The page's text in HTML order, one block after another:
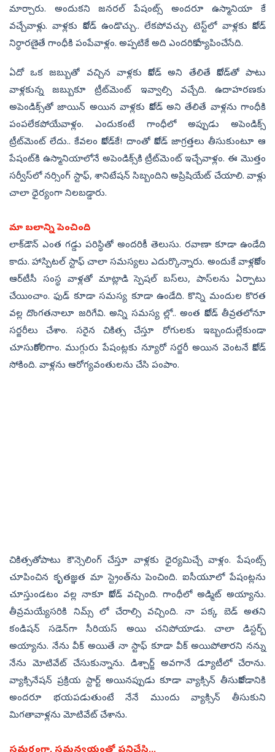
మార్చారు. అందుకని జనరల్‌ పేషంట్స్‌ అందరూ ఉస్మానియా కే
వచ్చేవాళ్లు. వాళ్లకు కోవిడ్‌ ఉండొచ్చు.. లేకపోవచ్చు. టెస్ట్‌లో వాళ్లకు కోవిడ్‌
నిర్ధారణైతే గాంధీకి పంపేవాళ్లం. అప్పటికే అది ఎందరికో వ్యాపించేసేది.
ఏదో ఒక జబ్బుతో వచ్చిన వాళ్లకు కోవిడ్‌ అని తేలితే కోవిడ్‌తో పాటు
వాళ్లకున్న జబ్బుకూ ట్రీట్‌మెంట్‌ ఇవ్వాల్సి వచ్చేది. ఉదాహరణకు
అపెండిక్స్‌తో జాయిన్‌ అయిన వాళ్లకు కోవిడ్‌ అని తేలితే వాళ్లను గాంధీకి
పంపలేకపోయేవాళ్లం. ఎందుకంటే గాంధీలో అప్పుడు అపెండిక్స్‌
ట్రీట్‌మెంట్‌ లేదు.. కేవలం కోవిడ్‌కే! దాంతో కోవిడ్‌ జాగ్రత్తలు తీసుకుంటూ ఆ
పేషంట్‌కి ఉస్మానియాలోనే అపెండిక్స్‌కి ట్రీట్‌మెంట్‌ ఇచ్చేవాళ్లం. ఈ మొత్తం
సర్వీస్‌లో నర్సింగ్‌ స్టాఫ్, శానిటేషన్‌ సిబ్బందిని అప్రిషియేట్‌ చేయాలి. వాళ్లు
చాలా ధైర్యంగా నిలబడ్డారు.
మా బలాన్ని పెంచింది..
లాక్‌డౌన్‌ ఎంత గడ్డు పరిస్థితో అందరికీ తెలుసు. రవాణా కూడా ఉండేది
కాదు. హాస్పిటల్‌ స్టాఫ్‌ చాలా సమస్యలు ఎదుర్కొన్నారు. అందుకే వాళ్లకోసం
ఆర్‌టీసీ సంస్థ వాళ్లతో మాట్లాడి స్పెషల్‌ బస్‌లు, పాస్‌లను ఏర్పాటు
చేయించాం. ఫుడ్‌ కూడా సమస్య కూడా ఉండేది. కొన్ని మందుల కొరత
వల్ల దొంగతనాలూ జరిగేవి. అన్ని సమస్య ల్లో.. అంత కోవిడ్‌ తీవ్రతలోనూ
సర్జరీలు చేశాం. సరైన చికిత్స చేస్తూ రోగులకు ఇబ్బందుల్లేకుండా
చూసుకోగలిగాం. ముగ్గురు పేషంట్లకు న్యూరో సర్జరీ అయిన వెంటనే కోవిడ్‌
సోకింది. వాళ్లను ఆరోగ్యవంతులను చేసి పంపాం.
చికిత్సతోపాటు కౌన్సెలింగ్‌ చేస్తూ వాళ్లకు ధైర్యమిచ్చే వాళ్లం. పేషంట్స్‌
చూపించిన కృతజ్ఞత మా స్ట్రెంత్‌ను పెంచింది. ఐసీయూలో పేషంట్లను
చూస్తుండటం వల్ల నాకూ కోవిడ్‌ వచ్చింది. గాంధీలో అడ్మిట్‌ అయ్యాను.
తీవ్రమయ్యేసరికి నిమ్స్‌ లో చేరాల్సి వచ్చింది. నా పక్క బెడ్‌ అతని
కండిషన్‌ సడెన్‌గా సీరియస్‌ అయి చనిపోయాడు. చాలా డిస్టర్బ్‌
అయ్యాను. నేను వీక్‌ అయితే నా స్టాఫ్‌ కూడా వీక్‌ అయిపోతారని నన్ను
నేను మోటివేట్‌ చేసుకున్నాను. డిశ్చార్జ్‌ అవగానే డ్యూటీలో చేరాను.
వ్యాక్సినేషన్‌ ప్రక్రియ స్టార్ట్‌ అయినప్పుడు కూడా వ్యాక్సిన్‌ తీసుకోవడానికి
అందరూ భయపడుతుంటే నేనే ముందు వ్యాక్సిన్‌ తీసుకుని
మిగతావాళ్లను మోటివేట్‌ చేశాను.